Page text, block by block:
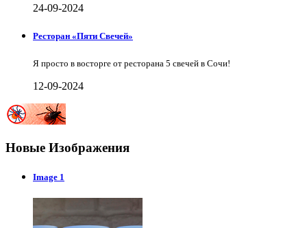
24-09-2024
Ресторан «Пяти Свечей»
Я просто в восторге от ресторана 5 свечей в Сочи!
12-09-2024
Новые Изображения
Image 1